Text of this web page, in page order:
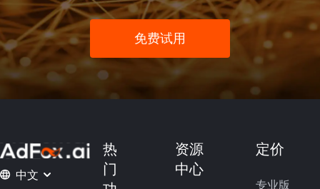
免费试用
中文
热
门
资源
中心
定价
专业版